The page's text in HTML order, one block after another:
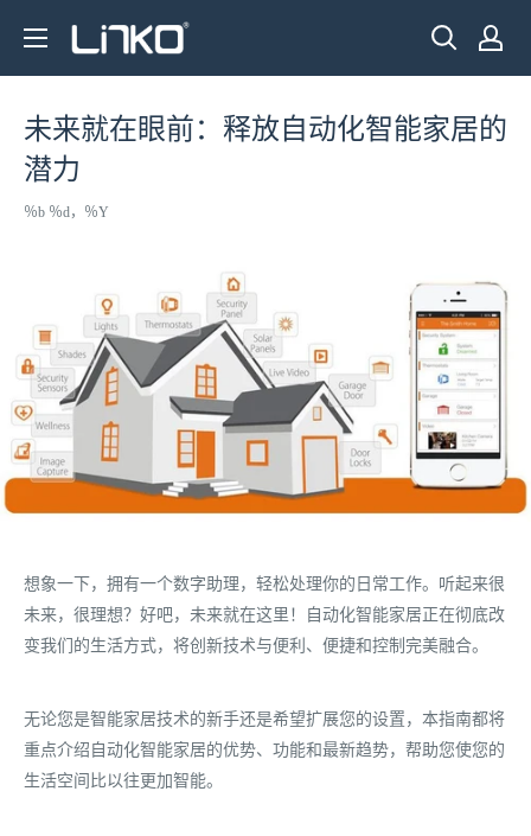
内
LINKO
LIMITED
未来就在眼前：释放自动化智能家居的
潜力
％b ％d，％Y
想象一下，拥有一个数字助理，轻松处理你的日常工作。听起来很
未来，很理想？好吧，未来就在这里！自动化智能家居正在彻底改
变我们的生活方式，将创新技术与便利、便捷和控制完美融合。
无论您是智能家居技术的新手还是希望扩展您的设置，本指南都将
重点介绍自动化智能家居的优势、功能和最新趋势，帮助您使您的
生活空间比以往更加智能。